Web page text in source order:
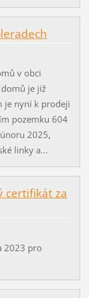
v obci
je již
je nyní k prodeji
pozemku 604
2025,
linky a...
certifikát za
2023 pro